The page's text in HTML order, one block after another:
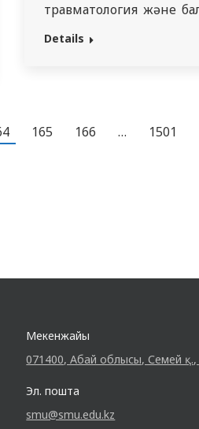
травматология және
кафедрасының ұжымы
мен табысының
Details
165 166 … 1501
Мекенжайы
071400, Абай облысы, Семей қ.,
Эл. пошта
smu@smu.edu.kz